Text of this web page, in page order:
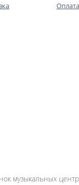
Оплата
музыкальных